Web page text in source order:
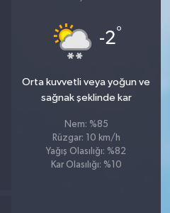
-2°
Orta kuvvetli veya yoğun ve
sağnak şeklinde kar
Nem: %85
Rüzgar: 10 km/h
Yağış Olasılığı: %82
Kar Olasılığı: %10